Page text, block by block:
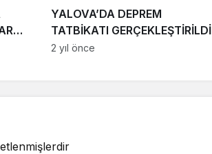
YALOVA’DA DEPREM
TATBİKATI GERÇEKLEŞTİRİLDİ
2 yıl önce